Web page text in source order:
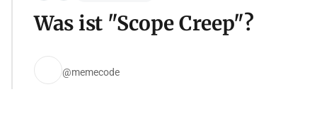
Was ist "Scope Creep"?
@memecode